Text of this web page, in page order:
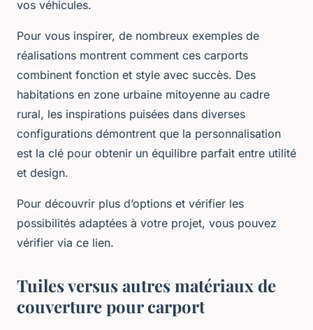
vos véhicules.
Pour vous inspirer, de nombreux exemples de
réalisations montrent comment ces carports
combinent fonction et style avec succès. Des
habitations en zone urbaine mitoyenne au cadre
rural, les inspirations puisées dans diverses
configurations démontrent que la personnalisation
est la clé pour obtenir un équilibre parfait entre utilité
et design.
Pour découvrir plus d’options et vérifier les
possibilités adaptées à votre projet, vous pouvez
vérifier via ce lien.
Tuiles versus autres matériaux de
couverture pour carport